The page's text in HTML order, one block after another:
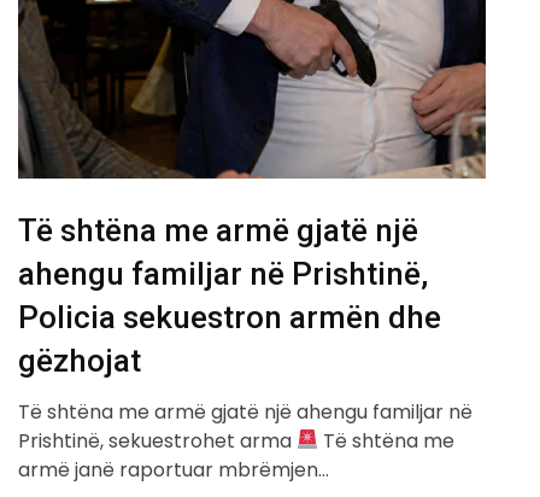
Të shtëna me armë gjatë një
ahengu familjar në Prishtinë,
Policia sekuestron armën dhe
gëzhojat
Të shtëna me armë gjatë një ahengu familjar në
Prishtinë, sekuestrohet arma
Të shtëna me
armë janë raportuar mbrëmjen…